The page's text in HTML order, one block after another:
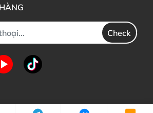
Check